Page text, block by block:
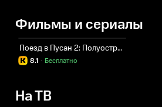
Фильмы и сериалы
Поезд в Пусан 2: Полуостров
8.1 Бесплатно
·
На ТВ